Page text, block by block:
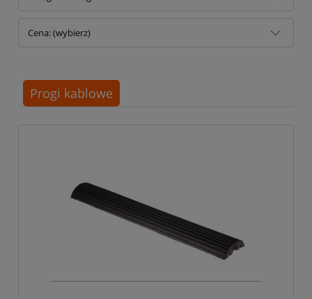
Cena: (wybierz)
Progi kablowe